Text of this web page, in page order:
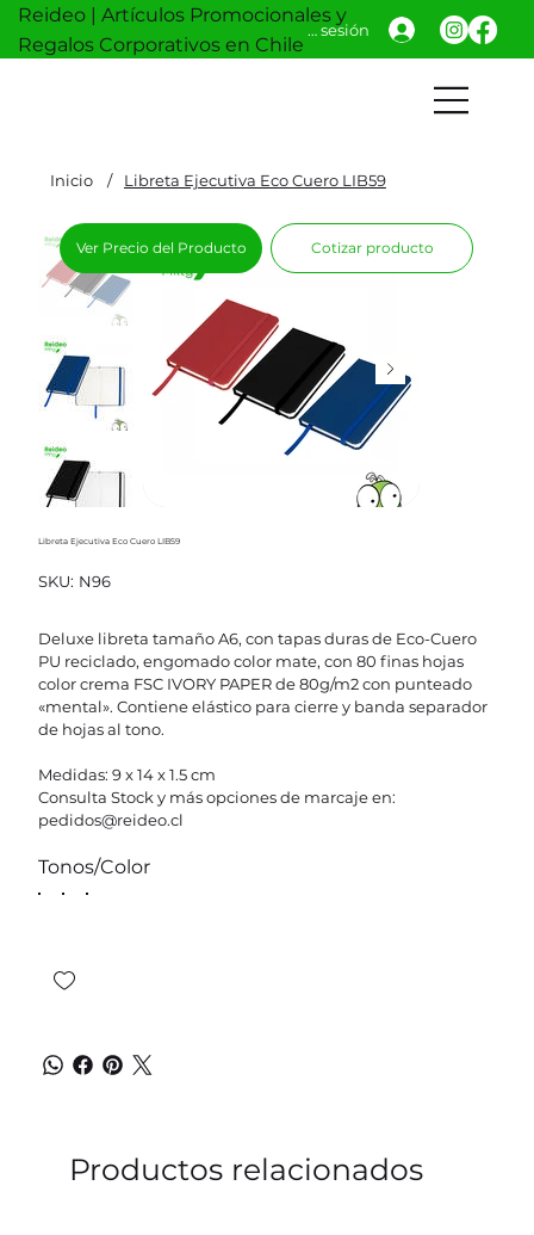
Reideo | Artículos Promocionales y
Regalos Corporativos en Chile
Iniciar sesión
Inicio / Libreta Ejecutiva Eco Cuero LIB59
Libreta Ejecutiva Eco Cuero LIB59
SKU: SKU
N96
N96
Deluxe libreta tamaño A6, con tapas duras de Eco-Cuero
PU reciclado, engomado color mate, con 80 finas hojas
color crema FSC IVORY PAPER de 80g/m2 con punteado
«mental». Contiene elástico para cierre y banda separador
de hojas al tono.
Medidas: 9 x 14 x 1.5 cm
Consulta Stock y más opciones de marcaje en:
pedidos@reideo.cl
Tonos/Color
Ver Precio del Producto Cotizar producto
Productos relacionados